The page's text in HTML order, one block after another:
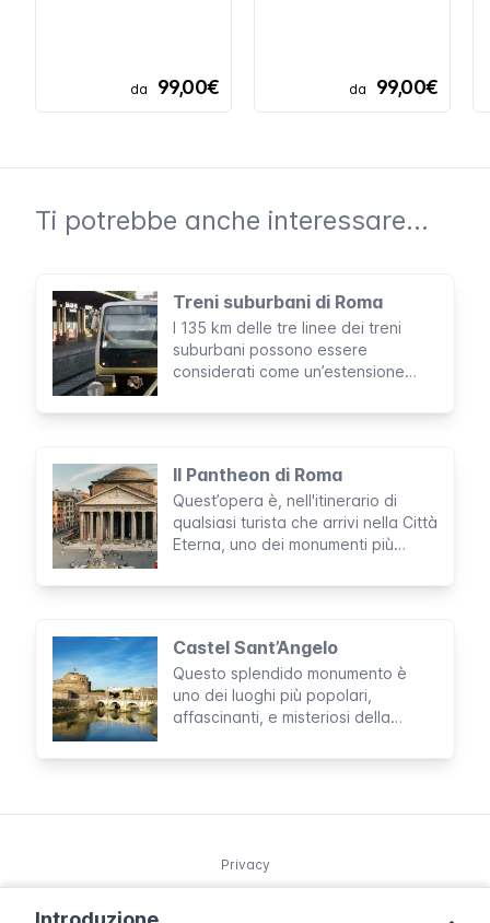
da 99,00€ da 99,00€
Ti potrebbe anche interessare...
Treni suburbani di Roma
I 135 km delle tre linee dei treni
suburbani possono essere
considerati come un’estensione
linee sono infatti gestite dalla
e abbonamenti.
Il Pantheon di Roma
Quest’opera è, nell'itinerario di
qualsiasi turista che arrivi nella Città
Eterna, uno dei monumenti più
una delle poche costruzioni romane
cultura e fine ingegneria edilizia.
Castel Sant’Angelo
Questo splendido monumento è
uno dei luoghi più popolari,
affascinanti, e misteriosi della
sguardo alla sua storia è possibile
Privacy
© 2025 Northleg S.L. Tutti i diritti riservati.